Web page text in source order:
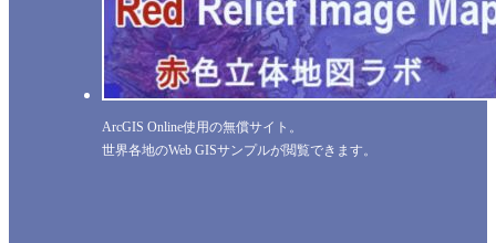
ArcGIS Online使用の無償サイト。
世界各地のWeb GISサンプルが閲覧できます。